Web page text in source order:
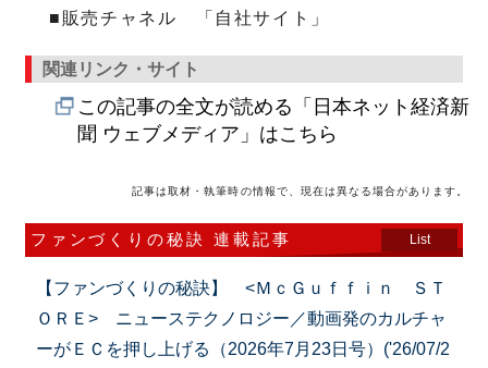
■販売チャネル 「自社サイト」
関連リンク・サイト
この記事の全文が読める「日本ネット経済新
聞 ウェブメディア」はこちら
記事は取材・執筆時の情報で、現在は異なる場合があります。
ファンづくりの秘訣 連載記事 List
【ファンづくりの秘訣】 <ＭｃＧｕｆｆｉｎ ＳＴ
ＯＲＥ> ニューステクノロジー／動画発のカルチャ
ーがＥＣを押し上げる（2026年7月23日号）('26/07/2